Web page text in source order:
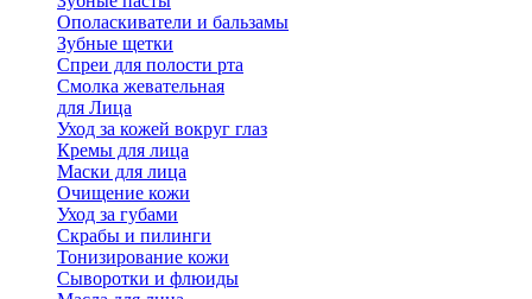
Ополаскиватели и бальзамы
Зубные щетки
Спреи для полости рта
Смолка жевательная
для Лица
Уход за кожей вокруг глаз
Кремы для лица
Маски для лица
Очищение кожи
Уход за губами
Скрабы и пилинги
Тонизирование кожи
Сыворотки и флюиды